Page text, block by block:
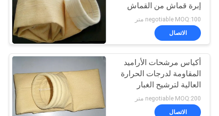
معلومات
جولة
المعمل
إبرة قماش من القماش
لترشيح الغبار
negotiable MOQ:100 متر
الاتصال
أكياس مرشحات الأراميد
المقاومة لدرجات الحرارة
العالية لترشيح الغبار
الصناعي
negotiable MOQ:200 متر
الاتصال